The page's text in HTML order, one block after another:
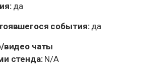
да
события:да
видео чаты
стенда:N/A